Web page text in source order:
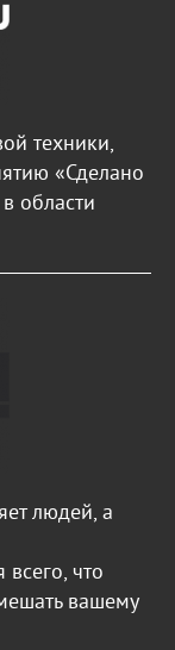
техники,
«Сделано
области
людей, а
что
вашему